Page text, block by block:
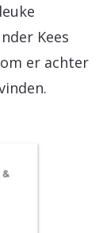
Kees
er achter